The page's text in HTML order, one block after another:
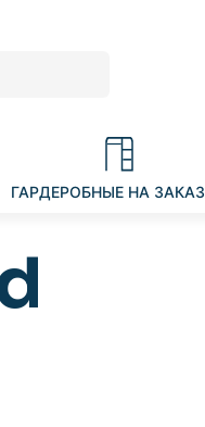
ГАРДЕРОБНЫЕ НА ЗАКАЗ